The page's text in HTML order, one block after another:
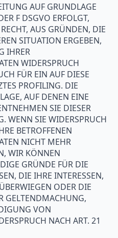
AUF GRUNDLAGE
F DSGVO ERFOLGT,
AUS GRÜNDEN, DIE
SITUATION ERGEBEN,
IHRER
WIDERSPRUCH
FÜR EIN AUF DIESE
PROFILING. DIE
AUF DENEN EINE
SIE DIESER
WENN SIE WIDERSPRUCH
BETROFFENEN
NICHT MEHR
WIR KÖNNEN
GRÜNDE FÜR DIE
DIE IHRE INTERESSEN,
ODER DIE
GELTENDMACHUNG,
VON
NACH ART. 21